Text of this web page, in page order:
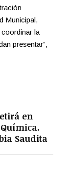
Municipal,
la
presentar”,
en
Saudita